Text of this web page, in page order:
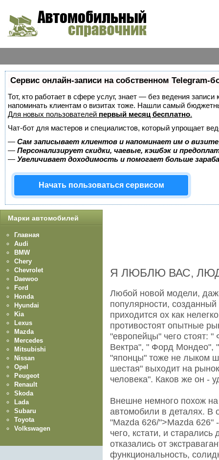
Сервис онлайн-записи на собственном Telegram-
Тот, кто работает в сфере услуг, знает — без ведения
напоминать клиентам о визитах тоже. Нашли самый
Для новых пользователей первый месяц бесплатно.
Чат-бот для мастеров и специалистов, который упрощает
— Сам записывает клиентов и напоминает им о
— Персонализирует скидки, чаевые, кэшбэк и
— Увеличивает доходимость и помогает больше
Начать пользоваться сервисом
Я ЛЮБЛЮ ВАС,
Любой новой модели,
популярности,
приходится ох как
противостоят опытные
"европейцы" чего стоят:
Вектра", " Форд Мондео",
"японцы" тоже не лыком
шестая" выходит на
человека". Каков же он -
Внешне немного похож
автомобили в деталях. В
"Mazda 626/">Mazda 626"
чего, кстати, и
отказались от
функциональность,
Марки автомобилей
Главная
Audi
BMW
Chery
Chevrolet
Daewoo
Ford
Honda
Hyundai
Kia
Lexus
Mazda
Mercedes
Mitsubishi
Nissan
Opel
Peugeot
Renault
Skoda
Lada
Subaru
Toyota
Volkswagen